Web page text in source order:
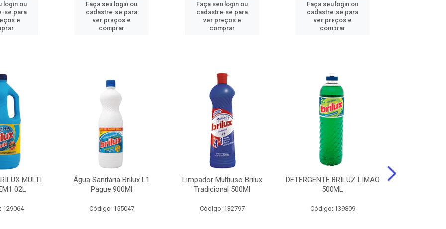
login ou
se para
e
Faça seu login ou
cadastre-se para
ver preços e
comprar
Faça seu login ou
cadastre-se para
ver preços e
comprar
Faça seu login ou
cadastre-se para
ver preços e
comprar
MULTI
02L
129064
Água Sanitária Brilux L1
Pague 900Ml
Código: 155047
Limpador Multiuso Brilux
Tradicional 500Ml
Código: 132797
DETERGENTE BRILUZ LIMAO
500ML
Código: 139809